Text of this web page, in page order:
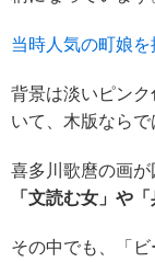
当時人気の町娘
背景は淡いピン
いて、木版ならで
喜多川歌麿の画が
「文読む女」や
その中でも、「